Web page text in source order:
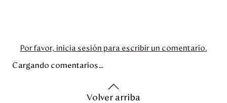
Por favor, inicia sesión para escribir un comentario.
Cargando comentarios…
Volver arriba